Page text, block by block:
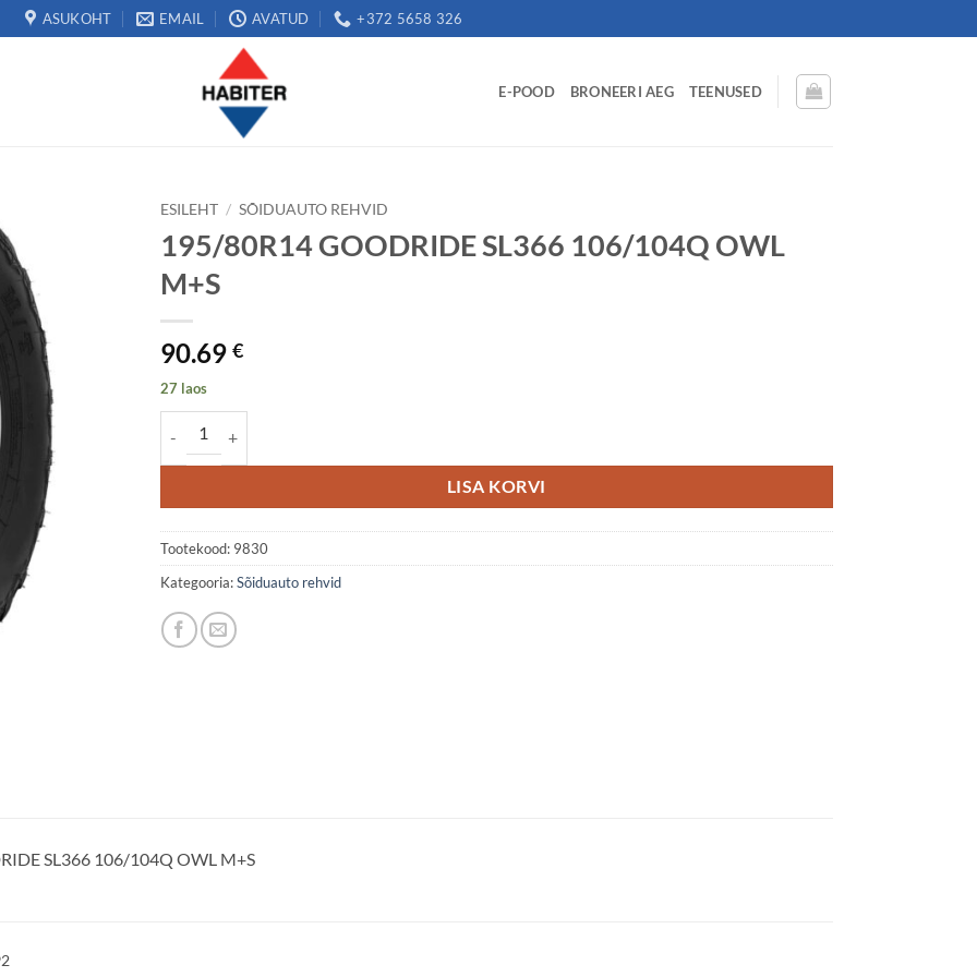
ASUKOHT EMAIL AVATUD +372 5658 326
E-POOD BRONEERI AEG TEENUSED
ESILEHT / SÕIDUAUTO REHVID
195/80R14 GOODRIDE SL366 106/104Q OWL
M+S
90.69 €
27 laos
LISA KORVI
Tootekood: 9830
Kategooria:Sõiduauto rehvid
SL366 106/104Q OWL M+S